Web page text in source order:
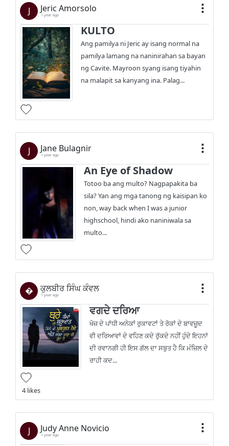
J Jeric Amorsolo
1 year ago
KULTO
Ang pamilya ni Jeric ay isang normal na
pamilya lamang na naninirahan sa bayan
ng Cavite. Mayroon syang isang tiyahin
na malapit sa kanyang ina. Palag...
J Jane Bulagnir
1 year ago
An Eye of Shadow
Totoo ba ang multo? Nagpapakita ba
sila? Yan ang mga tanong ng kaisipan ko
non, way back when I was a junior
highschool, hindi ako naniniwala sa
multo...
� ਕੁਲਬੀਰ ਸਿੰਘ ਕੰਵਲ
1 year ago
ਵਗਦੇ ਦਰਿਆ
ਖੋਜ਼ ਦੇ ਪਾਂਧੀ ਅਨੇਕਾਂ ਰੁਕਾਵਟਾਂ ਤੇ ਰੋਕਾਂ ਦੇ ਬਾਵਜ਼ੂਦ
ਵੀ ਦਰਿਆਵਾਂ ਦੇ ਵਹਿਣ ਕਦੇ ਰੁੱਕਦੇ ਨਹੀਂ ਹੁੰਦੇ ਇਹਨਾਂ
ਦੀ ਰਵਾਨਗੀ ਹੀ ਇਸ ਗੱਲ ਦਾ ਸਬੁਤ ਹੈ ਕਿ ਮੰਜ਼ਿਲ ਦੇ
ਰਾਹੀ ਕਦ...
4 likes
J Judy Anne Novicio
1 year ago